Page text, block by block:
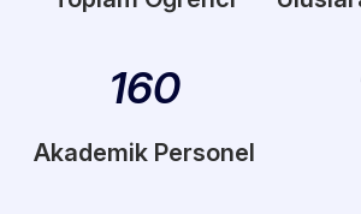
160
Akademik Personel